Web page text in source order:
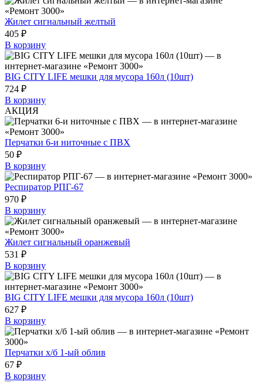
Жилет сигнальный желтый
405 ₽
В корзину
BIG CITY LIFE мешки для мусора 160л (10шт)
724 ₽
В корзину
АКЦИЯ
Перчатки 6-и ниточные с ПВХ
50 ₽
В корзину
Респиратор РПГ-67
970 ₽
В корзину
Жилет сигнальный оранжевый
531 ₽
В корзину
BIG CITY LIFE мешки для мусора 160л (10шт)
627 ₽
В корзину
Перчатки х/б 1-ый облив
67 ₽
В корзину